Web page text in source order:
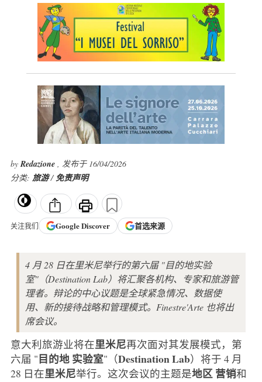
byRedazione , 发布于 16/04/2026
分类: 旅游/免责声明
关注我们 GoogleDiscover 首选来源
4 月 28 日在里米尼举行的第六届 "目的地实验
室"（Destination Lab）将汇聚各机构、专家和旅游管
理者。辩论的中心议题是全球紧急情况、数据使
用、新的接待战略和管理模式。Finestre'Arte 也将出
席会议。
意大利旅游业将在里米尼再次面对其发展模式，第
六届 "目的地实验室"（DestinationLab）将于 4 月
28 日在里米尼举行。这次会议的主题是地区营销和